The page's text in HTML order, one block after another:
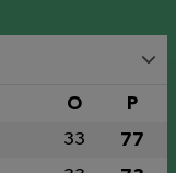
O P
33 77